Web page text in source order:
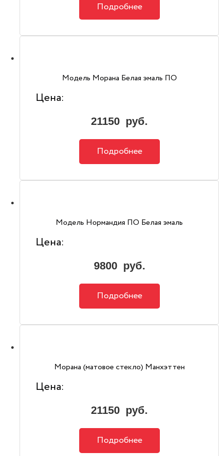
Подробнее
Модель Морана Белая эмаль ПО
Цена:
21150 руб.
Подробнее
Модель Нормандия ПО Белая эмаль
Цена:
9800 руб.
Подробнее
Морана (матовое стекло) Манхэттен
Цена:
21150 руб.
Подробнее